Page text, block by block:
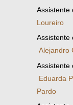
Assistente
Loureiro
Assistente
Alejandro
Assistente
Eduarda
Pardo